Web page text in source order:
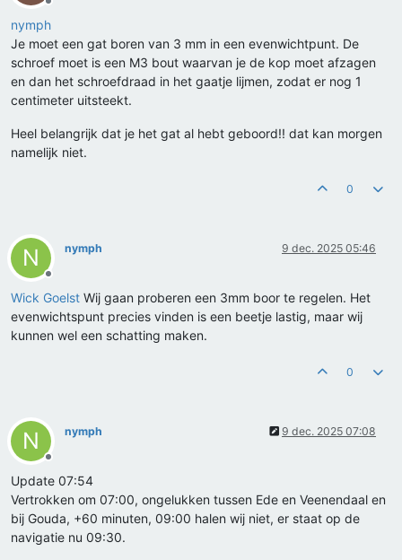
Offline
nymph
Je moet een gat boren van 3 mm in een evenwichtpunt. De
schroef moet is een M3 bout waarvan je de kop moet afzagen
en dan het schroefdraad in het gaatje lijmen, zodat er nog 1
centimeter uitsteekt.
Heel belangrijk dat je het gat al hebt geboord!! dat kan morgen
namelijk niet.
0
N
Offline
nymph 9 dec. 2025 05:46
Wick Goelst Wij gaan proberen een 3mm boor te regelen. Het
evenwichtspunt precies vinden is een beetje lastig, maar wij
kunnen wel een schatting maken.
0
N
Offline
nymph 9 dec. 2025 07:08
Update 07:54
Vertrokken om 07:00, ongelukken tussen Ede en Veenendaal en
bij Gouda, +60 minuten, 09:00 halen wij niet, er staat op de
navigatie nu 09:30.